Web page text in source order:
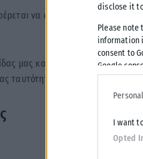
disclose it
Please note
information
consent to
Google
I want
Opted
να αποκάλυψε και τα
μας και το κόκκινο των
ταυτότητας.